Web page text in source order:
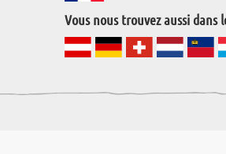
Vous nous trouvez aussi dans